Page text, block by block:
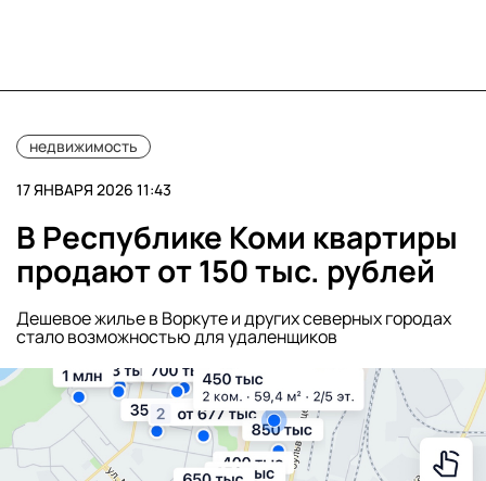
недвижимость
17 ЯНВАРЯ 2026 11:43
В Республике Коми квартиры
продают от 150 тыс. рублей
Дешевое жилье в Воркуте и других северных городах
стало возможностью для удаленщиков